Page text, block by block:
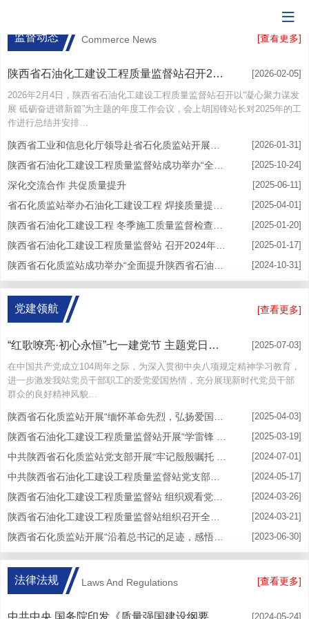
监督动态 Commerce News [查看更多]
陕西省石油化工建设工程质量监督站召开2026年度工作会议 [2026-02-05]
2026年2月4日，陕西省石油化工建设工程质量监督站召开以“凝心聚力谋发
展 砥砺奋进谱新篇”为主题的年度工作会议，会上胡国锋站长对2025年的工
作进行总结并安排…
[2026-01-31]
[2025-10-24]
深化交流合作 共促质量提升 [2025-06-11]
[2025-04-01]
[2025-01-20]
[2025-01-17]
[2024-10-31]
党建领航 [查看更多]
“红歌嘹亮·初心永恒”七一建党节 主题党日活动 [2025-07-03]
在中国共产党成立104周年之际，为深入贯彻中央八项规定精神学习教育，
进一步激发我站党员干部职工的爱党爱国热情，充分展现新时代党员干部
群众的良好精神风貌…
[2025-04-03]
[2025-03-19]
[2024-07-01]
[2024-05-17]
[2024-03-26]
[2024-03-21]
[2023-06-30]
法律法规 Laws And Regulations [查看更多]
[2024-05-24]